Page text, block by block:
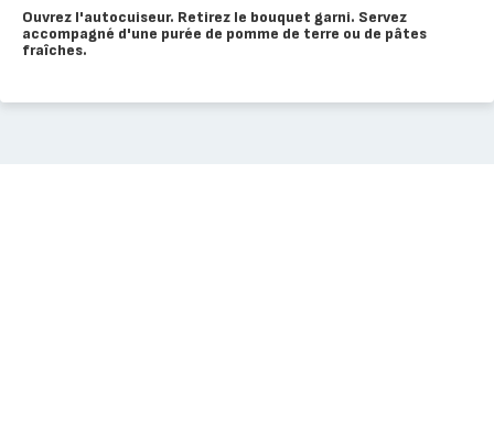
Ouvrez l'autocuiseur. Retirez le bouquet garni. Servez
accompagné d'une purée de pomme de terre ou de pâtes
fraîches.